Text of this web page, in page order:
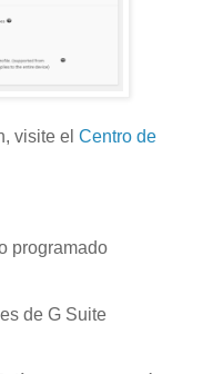
visite el Centro de
programado
de G Suite